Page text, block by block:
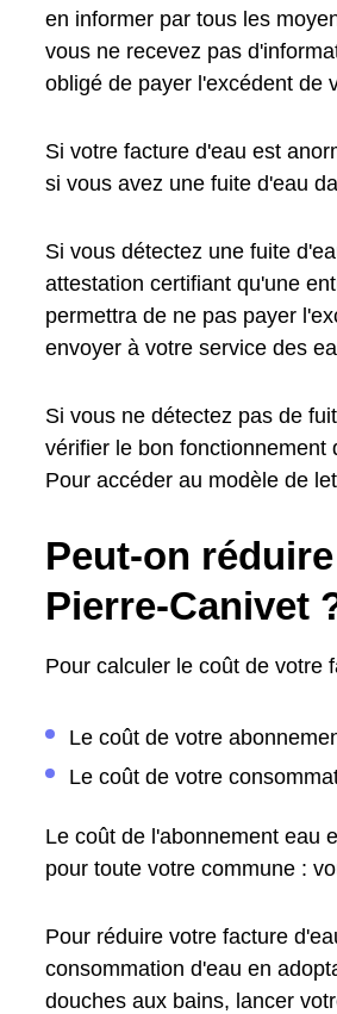
en informer par tous les
vous ne recevez pas
obligé de payer l'excédent de
Si votre facture d'eau est
si vous avez une fuite d'eau
Si vous détectez une fuite
attestation certifiant qu'une
permettra de ne pas payer
envoyer à votre service des
Si vous ne détectez pas de
vérifier le bon fonctionnement
Pour accéder au modèle de
Peut-on
Pierre-Canivet
Pour calculer le coût de votre
Le coût de votre
Le coût de votre
Le coût de l'abonnement eau
pour toute votre commune :
Pour réduire votre facture
consommation d'eau en
douches aux bains, lancer